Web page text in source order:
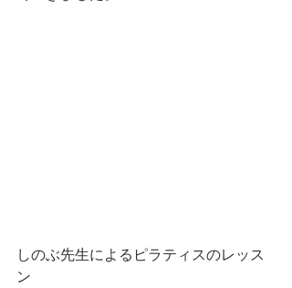
しのぶ先生によるピラティスのレッス
ン